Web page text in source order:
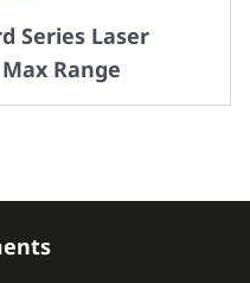
Series Laser
Range